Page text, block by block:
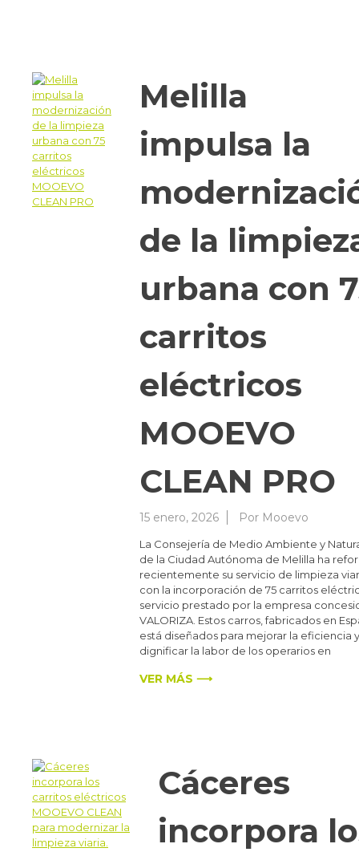
Melilla
impulsa la
de la
urbana con
carritos
eléctricos
MOOEVO
CLEAN PRO
15 enero, 2026 Por Mooevo
La Consejería de Medio Ambiente y
de la Ciudad Autónoma de Melilla ha
recientemente su servicio de limpieza
con la incorporación de 75 carritos
servicio prestado por la empresa
VALORIZA. Estos carros, fabricados en
está diseñados para mejorar la eficiencia y
dignificar la labor de los operarios en
VER MÁS ⟶
Cáceres
incorpora